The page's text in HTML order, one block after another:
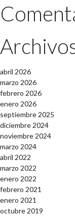
abril 2026
marzo 2026
febrero 2026
enero 2026
septiembre 2025
diciembre 2024
noviembre 2024
marzo 2024
abril 2022
marzo 2022
enero 2022
febrero 2021
enero 2021
octubre 2019